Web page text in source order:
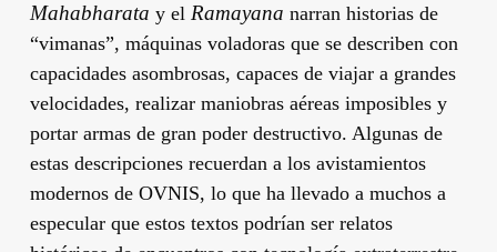
Mahabharata y el Ramayana narran historias de
“vimanas”, máquinas voladoras que se describen con
capacidades asombrosas, capaces de viajar a grandes
velocidades, realizar maniobras aéreas imposibles y
portar armas de gran poder destructivo. Algunas de
estas descripciones recuerdan a los avistamientos
modernos de OVNIS, lo que ha llevado a muchos a
especular que estos textos podrían ser relatos